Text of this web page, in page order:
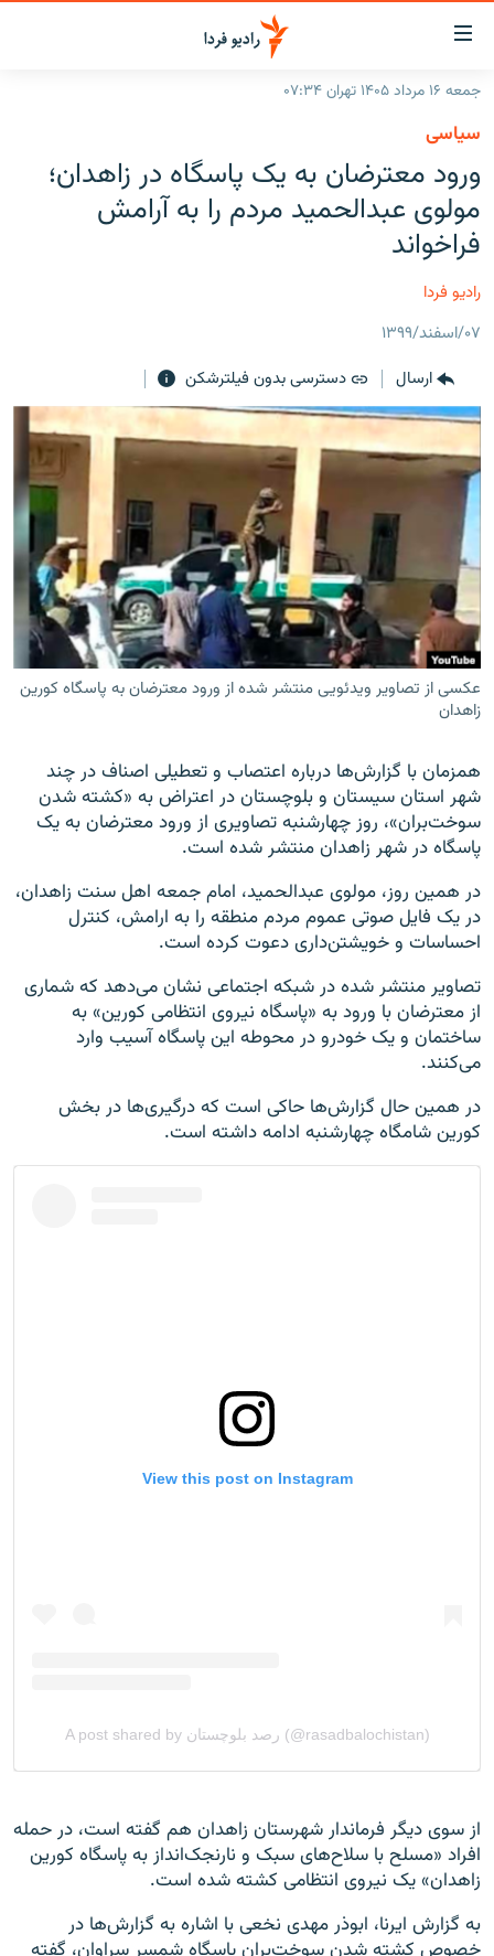
لینک‌های
قابلیت
دسترسی
بازگشت
منوی
اصلی
رفتن
صفحه
جستجو
جهان
رادیو
گزارش‌های ویدئویی
English
به ما بپیوندید
زبان‌های دیگر
جمعه ۱۶ مرداد ۱۴۰۵ تهران ۰۷:۳۴
سیاسی
ورود معترضان به یک پاسگاه در زاهدان؛
مولوی عبدالحمید مردم را به آرامش
فراخواند
رادیو فردا
۰۷/اسفند/۱۳۹۹
ارسال
دسترسی بدون فیلترشکن
عکسی از تصاویر ویدئویی منتشر شده از ورود معترضان به پاسگاه کورین
زاهدان
همزمان با گزارش‌ها درباره اعتصاب و تعطیلی اصناف در چند
شهر استان سیستان‌ و ‌بلوچستان در اعتراض به «کشته شدن
سوخت‌بران»، روز چهارشنبه تصاویری از ورود معترضان به یک
پاسگاه در شهر زاهدان منتشر شده است.
در همین روز، مولوی عبدالحمید، امام جمعه اهل سنت زاهدان،
در یک فایل صوتی عموم مردم منطقه را به ارامش، کنترل
احساسات و خویشتن‌داری دعوت کرده‌ است.
تصاویر منتشر شده در شبکه اجتماعی نشان می‌دهد که شماری
از معترضان با ورود به «پاسگاه نیروی انتظامی کورین» به
ساختمان و یک خودرو در محوطه این پاسگاه آسیب وارد
می‌کنند.
در همین حال گزارش‌ها حاکی است که درگیری‌ها در بخش
کورین شامگاه چهارشنبه ادامه داشته است.
از سوی دیگر فرماندار شهرستان زاهدان هم گفته است، در حمله
افراد «مسلح با سلاح‌های سبک و نارنجک‌انداز به پاسگاه کورین
زاهدان» یک نیروی انتظامی کشته شده است.
به گزارش ایرنا، ابوذر مهدی نخعی با اشاره به گزارش‌ها در